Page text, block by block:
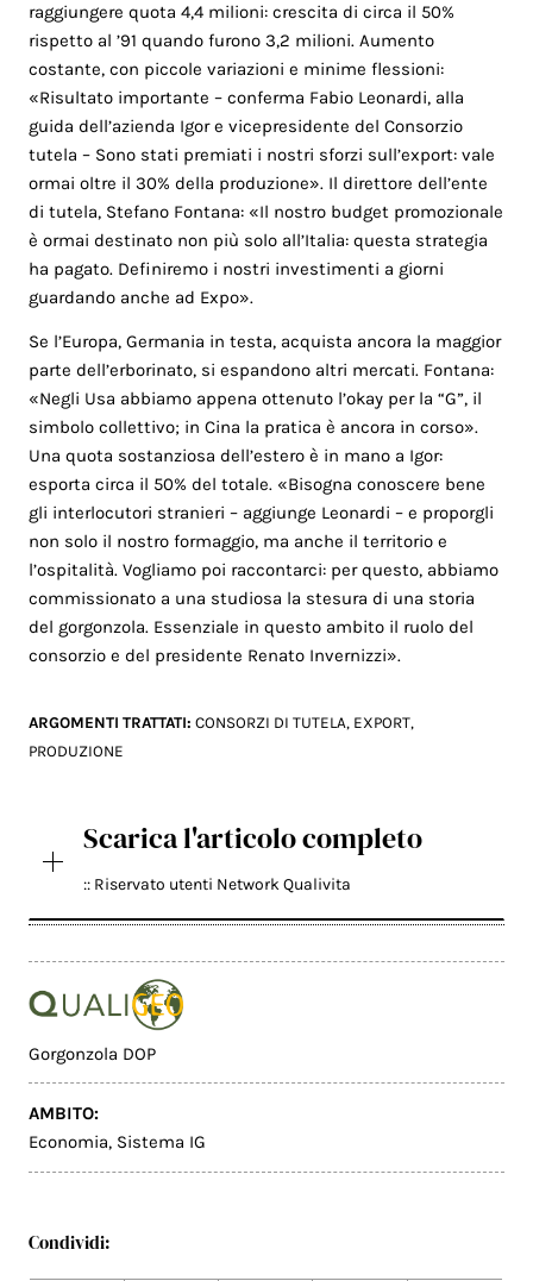
raggiungere quota 4,4 milioni: crescita di circa il 50%
rispetto al ’91 quando furono 3,2 milioni. Aumento
costante, con piccole variazioni e minime flessioni:
«Risultato importante – conferma Fabio Leonardi, alla
guida dell’azienda Igor e vicepresidente del Consorzio
tutela – Sono stati premiati i nostri sforzi sull’export: vale
ormai oltre il 30% della produzione». Il direttore dell’ente
di tutela, Stefano Fontana: «Il nostro budget promozionale
è ormai destinato non più solo all’Italia: questa strategia
ha pagato. Definiremo i nostri investimenti a giorni
guardando anche ad Expo».
Se l’Europa, Germania in testa, acquista ancora la maggior
parte dell’erborinato, si espandono altri mercati. Fontana:
«Negli Usa abbiamo appena ottenuto l’okay per la “G”, il
simbolo collettivo; in Cina la pratica è ancora in corso».
Una quota sostanziosa dell’estero è in mano a Igor:
esporta circa il 50% del totale. «Bisogna conoscere bene
gli interlocutori stranieri – aggiunge Leonardi – e proporgli
non solo il nostro formaggio, ma anche il territorio e
l’ospitalità. Vogliamo poi raccontarci: per questo, abbiamo
commissionato a una studiosa la stesura di una storia
del gorgonzola. Essenziale in questo ambito il ruolo del
consorzio e del presidente Renato Invernizzi».
ARGOMENTI TRATTATI:CONSORZI DI TUTELA, EXPORT,
PRODUZIONE
Scarica l'articolo completo
:: Riservato utenti Network Qualivita
Gorgonzola DOP
AMBITO:
Economia, Sistema IG
Condividi: